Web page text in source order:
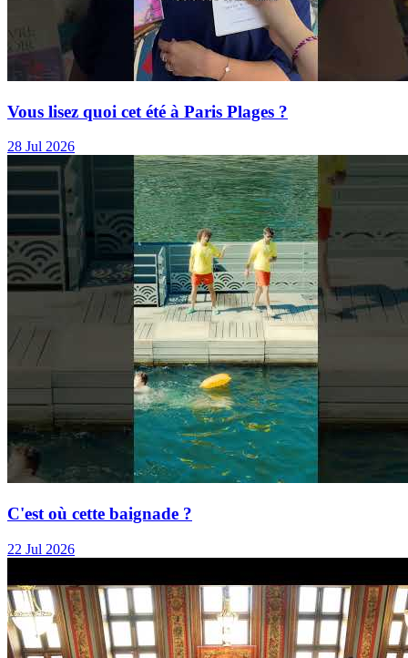
Vous lisez quoi cet été à Paris Plages ?
28 Jul 2026
C'est où cette baignade ?
22 Jul 2026